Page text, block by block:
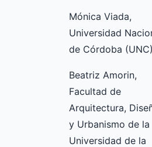
Mónica Viada,
Universidad
de Córdoba
Beatriz Amorin,
Facultad de
Arquitectura,
y Urbanismo de la
Universidad de la